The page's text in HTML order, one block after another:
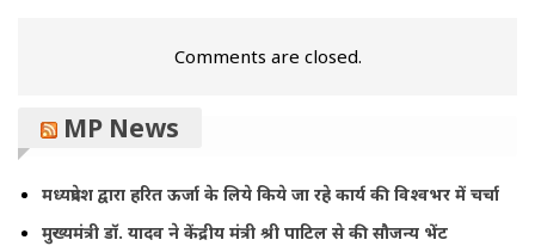
Comments are closed.
MP News
मध्यप्रदेश द्वारा हरित ऊर्जा के लिये किये जा रहे कार्य की विश्वभर में चर्चा
मुख्यमंत्री डॉ. यादव ने केंद्रीय मंत्री श्री पाटिल से की सौजन्य भेंट